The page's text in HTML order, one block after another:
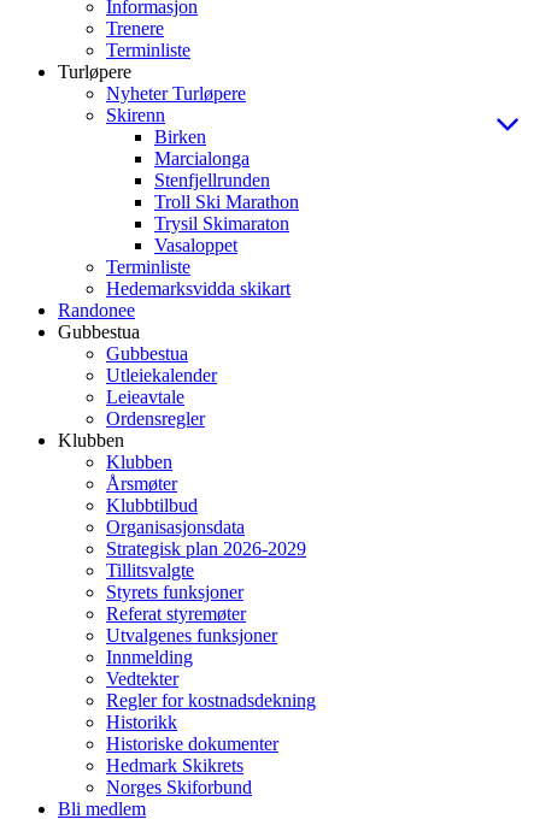
Informasjon
Trenere
Terminliste
Turløpere
Nyheter Turløpere
Skirenn
Birken
Marcialonga
Stenfjellrunden
Troll Ski Marathon
Trysil Skimaraton
Vasaloppet
Terminliste
Hedemarksvidda skikart
Randonee
Gubbestua
Gubbestua
Utleiekalender
Leieavtale
Ordensregler
Klubben
Klubben
Årsmøter
Klubbtilbud
Organisasjonsdata
Strategisk plan 2026-2029
Tillitsvalgte
Styrets funksjoner
Referat styremøter
Utvalgenes funksjoner
Innmelding
Vedtekter
Regler for kostnadsdekning
Historikk
Historiske dokumenter
Hedmark Skikrets
Norges Skiforbund
Bli medlem